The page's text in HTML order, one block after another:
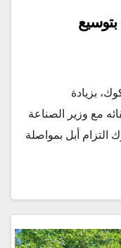
بزيادة
مع وزير الصناعة
أبل بمواصلة